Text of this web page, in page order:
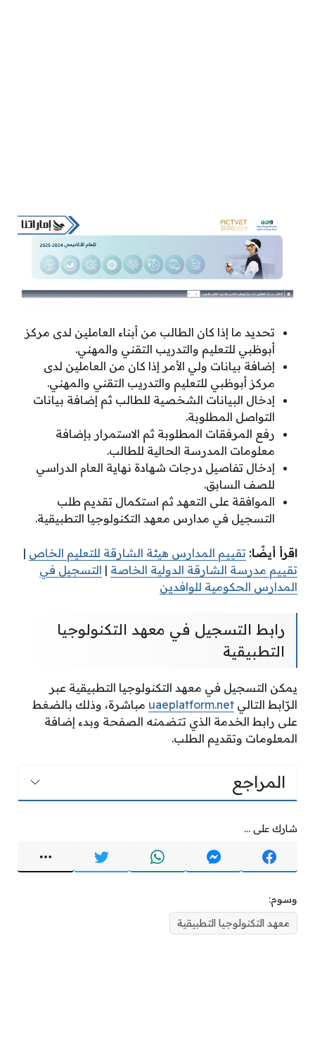
تحديد ما إذا كان الطالب من أبناء العاملين لدى مركز
أبوظبي للتعليم والتدريب التقني والمهني.
إضافة بيانات ولي الأمر إذا كان من العاملين لدى
مركز أبوظبي للتعليم والتدريب التقني والمهني.
إدخال البيانات الشخصية للطالب ثم إضافة بيانات
التواصل المطلوبة.
رفع المرفقات المطلوبة ثم الاستمرار بإضافة
معلومات المدرسة الحالية للطالب.
إدخال تفاصيل درجات شهادة نهاية العام الدراسي
للصف السابق.
الموافقة على التعهد ثم استكمال تقديم طلب
التسجيل في مدارس معهد التكنولوجيا التطبيقية.
اقرأ أيضًا: تقييم المدارس هيئة الشارقة للتعليم الخاص |
تقييم مدرسة الشارقة الدولية الخاصة | التسجيل في
المدارس الحكومية للوافدين
رابط التسجيل في معهد التكنولوجيا
التطبيقية
يمكن التسجيل في معهد التكنولوجيا التطبيقية عبر
الرّابط التالي uaeplatform.net مباشرة، وذلك بالضغط
على رابط الخدمة الذي تتضمنه الصفحة وبدء إضافة
المعلومات وتقديم الطلب.
المراجع
شارك على ...
وسوم:
معهد التكنولوجيا التطبيقية